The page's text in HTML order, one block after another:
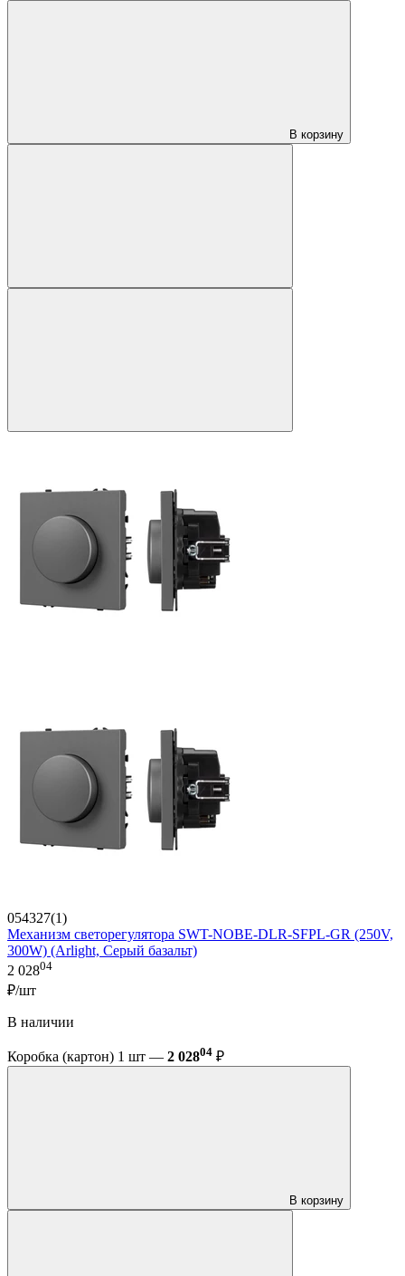
В корзину
054327(1)
Механизм светорегулятора SWT-NOBE-DLR-SFPL-GR (250V,
300W) (Arlight, Серый базальт)
2 02804
₽/шт
В наличии
Коробка (картон) 1 шт — 2 02804 ₽
В корзину